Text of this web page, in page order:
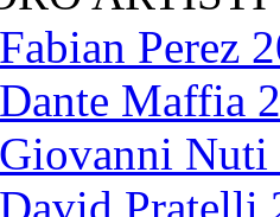
Perez
Maffia
Nuti
Pratelli